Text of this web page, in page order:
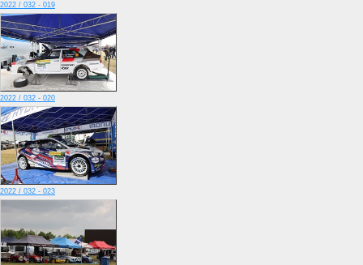
2022 / 032 - 019
2022 / 032 - 020
2022 / 032 - 023